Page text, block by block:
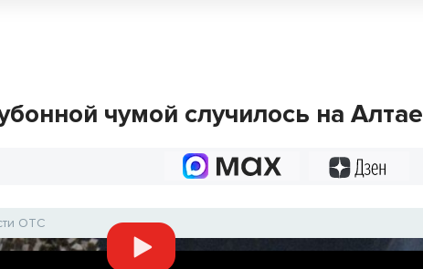
чумой случилось на Алтае
ОТС